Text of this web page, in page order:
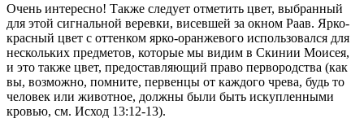
Очень интересно! Также следует отметить цвет, выбранный
для этой сигнальной веревки, висевшей за окном Раав. Ярко-
красный цвет с оттенком ярко-оранжевого использовался для
нескольких предметов, которые мы видим в Скинии Моисея,
и это также цвет, предоставляющий право первородства (как
вы, возможно, помните, первенцы от каждого чрева, будь то
человек или животное, должны были быть искупленными
кровью, см. Исход 13:12-13).